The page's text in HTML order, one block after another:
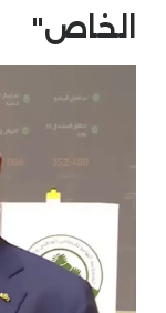
الخاص"